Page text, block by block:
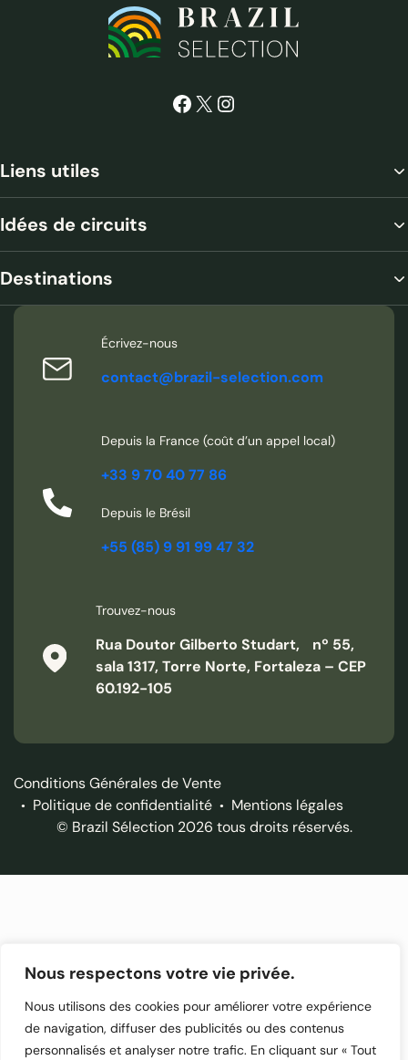
Nous respectons votre vie privée.
Nous utilisons des cookies pour améliorer votre expérience
de navigation, diffuser des publicités ou des contenus
personnalisés et analyser notre trafic. En cliquant sur « Tout
Facebook
X Instagram
Liens utiles
Idées de circuits
Destinations
Écrivez-nous
contact@brazil-selection.com
Depuis la France (coût d’un appel local)
+33 9 70 40 77 86
Depuis le Brésil
+55 (85) 9 91 99 47 32
Trouvez-nous
Rua Doutor Gilberto Studart, nº 55,
sala 1317, Torre Norte, Fortaleza – CEP
60.192-105
Conditions Générales de Vente
Politique de confidentialité
Mentions légales
© Brazil Sélection 2026 tous droits réservés.